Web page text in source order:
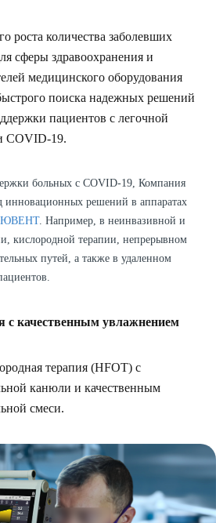
роста количества заболевших
сферы здравоохранения и
медицинского оборудования
поиска надежных решений
пациентов с легочной
COVID-19.
больных с COVID-19, Компания
инновационных решений в аппаратах
ЮВЕНТ. Например, в неинвазивной и
кислородной терапии, непрерывном
путей, а также в удаленном
с качественным увлажнением
терапия (HFOT) с
канюли и качественным
смеси.